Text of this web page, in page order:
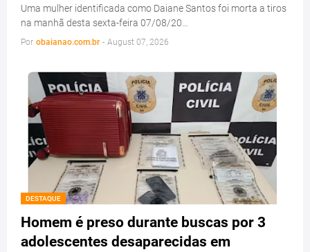
Uma mulher identificada como Daiane Santos foi morta a tiros
na manhã desta sexta-feira 07/08/20…
Por obaianao.com.br - August 07, 2026
DESTAQUE
Homem é preso durante buscas por 3
adolescentes desaparecidas em